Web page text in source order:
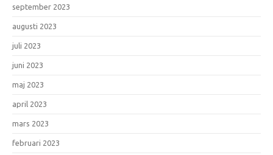
september 2023
augusti 2023
juli 2023
juni 2023
maj 2023
april 2023
mars 2023
februari 2023